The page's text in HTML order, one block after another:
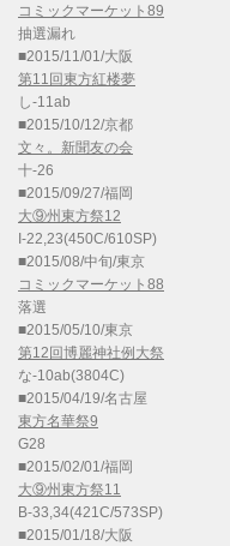
コミックマーケット89
抽選漏れ
■2015/11/01/大阪
第11回東方紅楼夢
し-11ab
■2015/10/12/京都
文々。新聞友の会
十-26
■2015/09/27/福岡
大⑨州東方祭12
I-22,23(450C/610SP)
■2015/08/中旬/東京
コミックマーケット88
落選
■2015/05/10/東京
第12回博麗神社例大祭
な-10ab(3804C)
■2015/04/19/名古屋
東方名華祭9
G28
■2015/02/01/福岡
大⑨州東方祭11
B-33,34(421C/573SP)
■2015/01/18/大阪